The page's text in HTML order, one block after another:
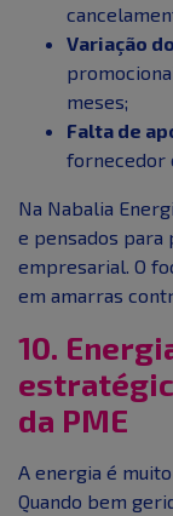
Variação
meses;
Falta de
fornecedor
Na Nabalia
e pensados
empresarial. O
em amarras
10.
da PME
A energia é
Quando bem